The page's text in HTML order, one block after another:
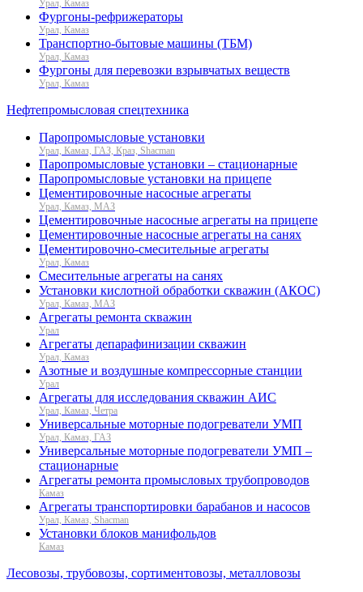
Урал, Камаз
Фургоны-рефрижераторы
Урал, Камаз
Транспортно-бытовые машины (ТБМ)
Урал, Камаз
Фургоны для перевозки взрывчатых веществ
Урал, Камаз
Нефтепромысловая спецтехника
Паропромысловые установки
Урал, Камаз, ГАЗ, Краз, Shacman
Паропромысловые установки – стационарные
Паропромысловые установки на прицепе
Цементировочные насосные агрегаты
Урал, Камаз, МАЗ
Цементировочные насосные агрегаты на прицепе
Цементировочные насосные агрегаты на санях
Цементировочно-смесительные агрегаты
Урал, Камаз
Смесительные агрегаты на санях
Установки кислотной обработки скважин (АКОС)
Урал, Камаз, МАЗ
Агрегаты ремонта скважин
Урал
Агрегаты депарафинизации скважин
Урал, Камаз
Азотные и воздушные компрессорные станции
Урал
Агрегаты для исследования скважин АИС
Урал, Камаз, Четра
Универсальные моторные подогреватели УМП
Урал, Камаз, ГАЗ
Универсальные моторные подогреватели УМП –
стационарные
Агрегаты ремонта промысловых трубопроводов
Камаз
Агрегаты транспортировки барабанов и насосов
Урал, Камаз, Shacman
Установки блоков манифольдов
Камаз
Лесовозы, трубовозы, сортиментовозы, металловозы